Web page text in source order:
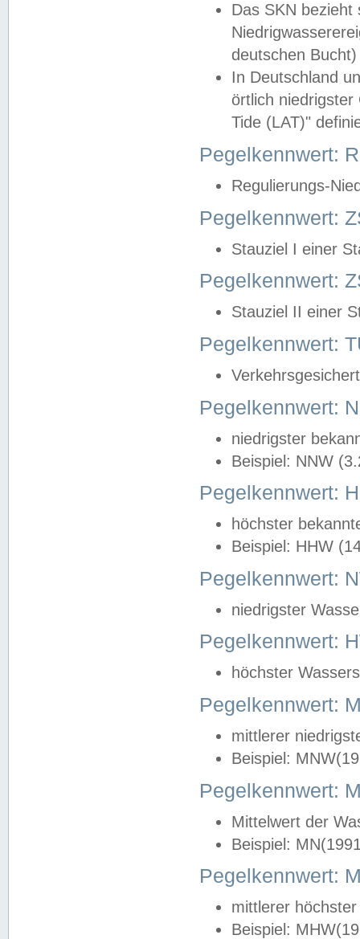
Das SKN
deutschen
In Deutschland
örtlich
Tide (LAT)"
Pegelkennwert:
Regulierungs-
Pegelkennwert:
Stauziel I einer
Pegelkennwert:
Stauziel II einer
Pegelkennwert:
Pegelkennwert:
niedrigster
Beispiel: NNW
Pegelkennwert:
höchster
Beispiel: HHW
Pegelkennwert:
niedrigster
Pegelkennwert:
höchster
Pegelkennwert:
mittlerer
Beispiel:
Pegelkennwert:
Mittelwert der
Beispiel:
Pegelkennwert:
mittlerer
Beispiel: